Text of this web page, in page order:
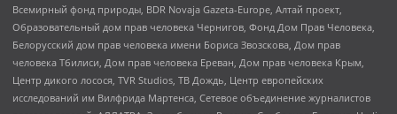
Всемирный фонд природы, BDR Novaja Gazeta-Europe, Алтай проект,
Образовательный дом прав человека Чернигов, Фонд Дом Прав Человека,
Белорусский дом прав человека имени Бориса Звозскова, Дом прав
человека Тбилиси, Дом прав человека Ереван, Дом прав человека Крым,
Центр дикого лосося, TVR Studios, ТВ Дождь, Центр европейских
исследований им Вилфрида Мартенса, Сетевое объединение журналистов